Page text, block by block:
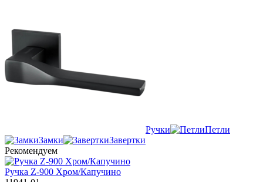
Ручки
Петли
Замки
Завертки
Рекомендуем
Ручка Z-900 Хром/Капучино